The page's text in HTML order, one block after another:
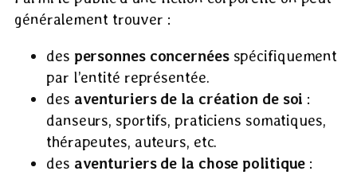
généralement trouver :
des personnes concernéesspécifiquement
par l’entité représentée.
des aventuriers de la création de soi :
danseurs, sportifs, praticiens somatiques,
thérapeutes, auteurs, etc.
des aventuriers de la chose politique :